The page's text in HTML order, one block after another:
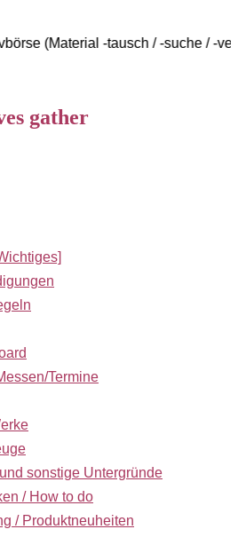
-tausch / -suche / -verkauf)
gather
Termine
sonstige Untergründe
/ How to do
/ Produktneuheiten